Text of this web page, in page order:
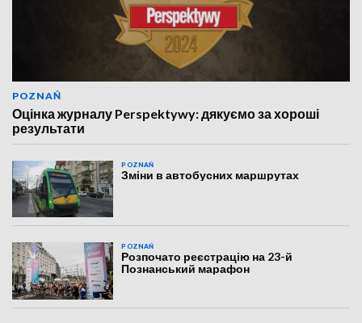
POZNAŃ
Оцінка журналу Perspektywy: дякуємо за хороші
результати
POZNAŃ
Зміни в автобусних маршрутах
POZNAŃ
Розпочато реєстрацію на 23-й
Познанський марафон